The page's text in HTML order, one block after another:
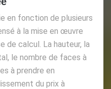
en fonction de plusieurs
à la mise en œuvre
de calcul. La hauteur, la
le nombre de faces à
à prendre en
du prix à